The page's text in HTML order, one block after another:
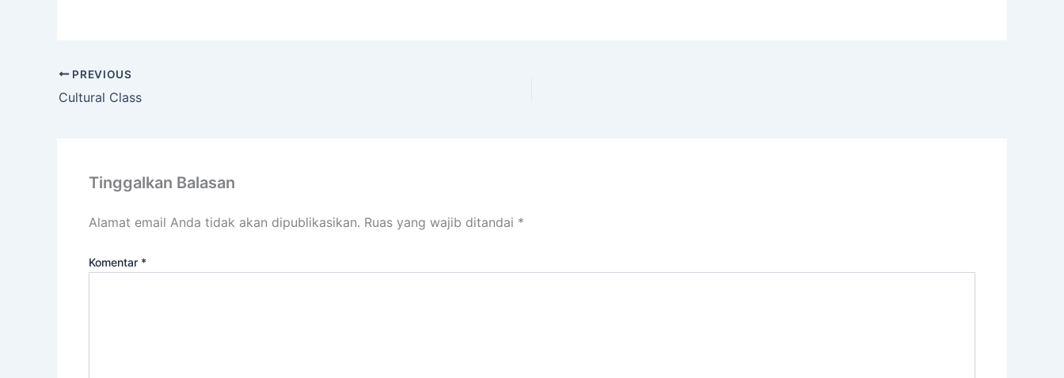
PREVIOUS
Cultural Class
Tinggalkan Balasan
Alamat email Anda tidak akan dipublikasikan. Ruas yang wajib ditandai *
Komentar *